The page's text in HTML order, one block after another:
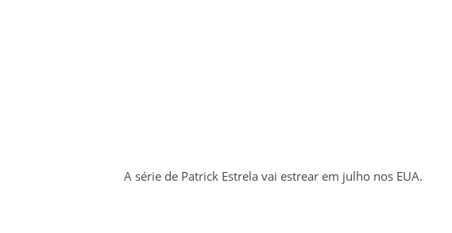
A série de Patrick Estrela vai estrear em julho nos EUA.